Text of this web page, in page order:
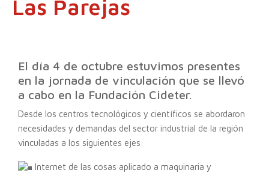
Las Parejas
El día 4 de octubre estuvimos presentes
en la jornada de vinculación que se llevó
a cabo en la Fundación Cideter.
Desde los centros tecnológicos y científicos se abordaron
necesidades y demandas del sector industrial de la región
vinculadas a los siguientes ejes:
Internet de las cosas aplicado a maquinaria y